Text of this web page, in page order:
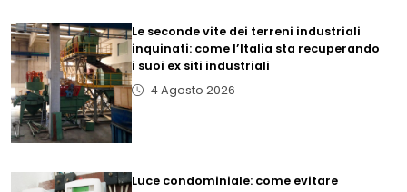
Le seconde vite dei terreni industriali
inquinati: come l’Italia sta recuperando
i suoi ex siti industriali
4 Agosto 2026
Luce condominiale: come evitare